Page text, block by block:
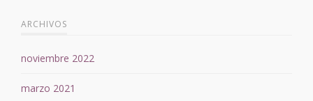
ARCHIVOS
noviembre 2022
marzo 2021